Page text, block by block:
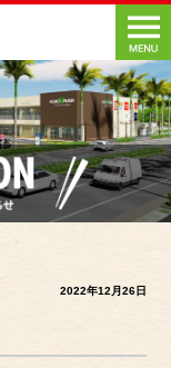
2022年12月26日